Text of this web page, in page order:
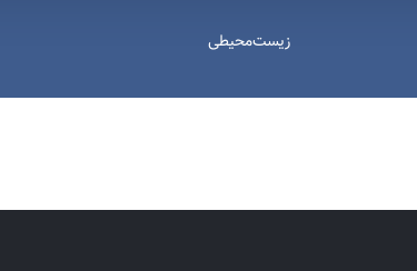
زیست‌محیطی